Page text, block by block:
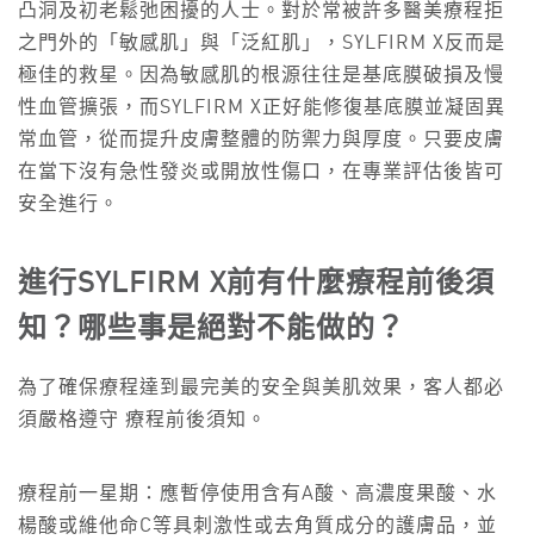
凸洞及初老鬆弛困擾的人士。對於常被許多醫美療程拒
之門外的「敏感肌」與「泛紅肌」，SYLFIRM X反而是
極佳的救星。因為敏感肌的根源往往是基底膜破損及慢
性血管擴張，而SYLFIRM X正好能修復基底膜並凝固異
常血管，從而提升皮膚整體的防禦力與厚度。只要皮膚
在當下沒有急性發炎或開放性傷口，在專業評估後皆可
安全進行。
進行SYLFIRM X前有什麼療程前後須
知？哪些事是絕對不能做的？
為了確保療程達到最完美的安全與美肌效果，客人都必
須嚴格遵守 療程前後須知。
療程前一星期：應暫停使用含有A酸、高濃度果酸、水
楊酸或維他命C等具刺激性或去角質成分的護膚品，並